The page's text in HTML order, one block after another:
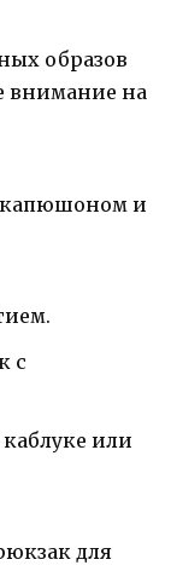
образов
внимание на
и
с
или
для